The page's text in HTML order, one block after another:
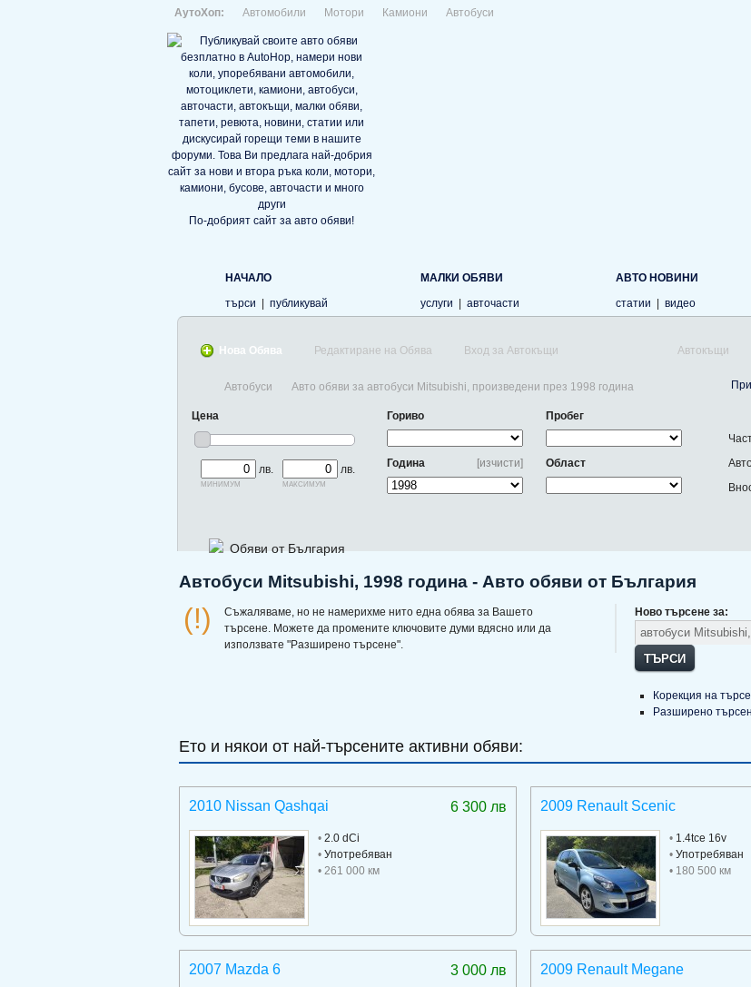
АутоХоп: Автомобили Мотори Камиони Автобуси
По-добрият сайт за авто обяви!
НАЧАЛО
търси
публикувай
МАЛКИ ОБЯВИ
услуги
авточасти
АВТО НОВИНИ
статии
видео
Нова Обява Редактиране на Обява Вход за Автокъщи Автокъщи
Автобуси Авто обяви за автобуси Mitsubishi, произведени през 1998 година
Цена
лв.
минимум
лв.
максимум
Гориво
[изчисти]
Година
Пробег
Област
Обяви от България
Автобуси Mitsubishi, 1998 година - Авто обяви от България
(!)
Съжаляваме, но не намерихме нито една обява за Вашето
търсене. Можете да промените ключовите думи вдясно или да
използвате "Разширено търсене".
Ново търсене за:
ТЪРСИ
Корекция на
Разширено
Ето и някои от най-търсените активни обяви:
6 300 лв
2010 Nissan Qashqai
• 2.0 dCi
• Употребяван
• 261 000 км
2009 Renault Scenic
•1.4tce 16v
•Употребяван
• 180 500 км
3 000 лв
2007 Mazda 6 2009 Renault Megane